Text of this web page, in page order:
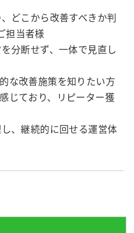
どこから改善すべきか判
担当者様
分断せず、一体で見直し
な改善施策を知りたい方
じており、リピーター獲
、継続的に回せる運営体